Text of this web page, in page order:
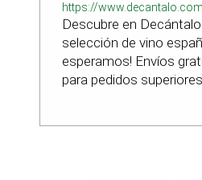
https://
Descubre en
selección de vino
esperamos! Envíos
para pedidos